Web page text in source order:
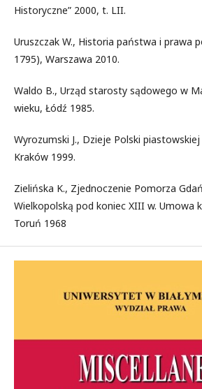
Historyczne” 2000, t. LII.
Uruszczak W., Historia państwa i prawa
1795), Warszawa 2010.
Waldo B., Urząd starosty sądowego w
wieku, Łódź 1985.
Wyrozumski J., Dzieje Polski
Kraków 1999.
Zielińska K., Zjednoczenie Pomorza
Wielkopolską pod koniec XIII w. Umowa
Toruń 1968